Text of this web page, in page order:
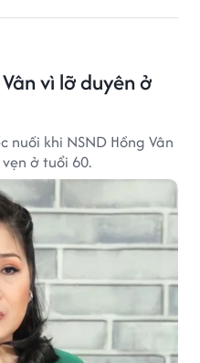
vì lỡ duyên ở
khi NSND Hồng Vân
ở tuổi 60.